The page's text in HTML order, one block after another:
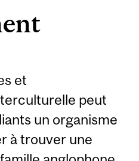
et
peut
un organisme
à trouver une